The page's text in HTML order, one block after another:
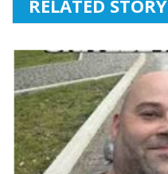
RELATED STORY